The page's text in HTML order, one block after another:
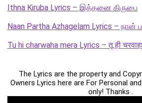
Ithna Kiruba Lyrics – இத்தனை கிருபை
Naan Partha Azhagelam Lyrics –
Tu hi charwaha mera Lyrics – तू ही
The Lyrics are the property and
Owners Lyrics here are For Personal
only! Thanks .